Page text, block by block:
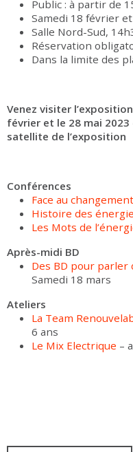
Public : à partir de
Samedi 18 février
Salle Nord-Sud,
Réservation
Dans la limite des
Venez visiter
février et le 28 mai 2023
satellite de l’exposition
Conférences
Face au
Histoire des
Les Mots de
Après-midi BD
Des BD pour
Samedi 18 mars
Ateliers
La Team
6 ans
Le Mix Electrique –